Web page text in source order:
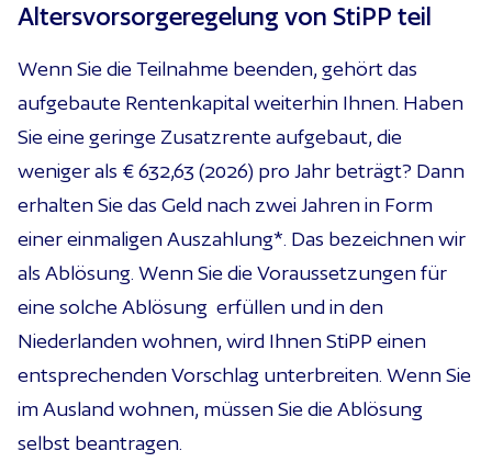
Altersvorsorgeregelung von StiPP teil
Wenn Sie die Teilnahme beenden, gehört das
aufgebaute Rentenkapital weiterhin Ihnen. Haben
Sie eine geringe Zusatzrente aufgebaut, die
weniger als € 632,63 (2026) pro Jahr beträgt? Dann
erhalten Sie das Geld nach zwei Jahren in Form
einer einmaligen Auszahlung*. Das bezeichnen wir
als Ablösung. Wenn Sie die Voraussetzungen für
eine solche Ablösung erfüllen und in den
Niederlanden wohnen, wird Ihnen StiPP einen
entsprechenden Vorschlag unterbreiten. Wenn Sie
im Ausland wohnen, müssen Sie die Ablösung
selbst beantragen.